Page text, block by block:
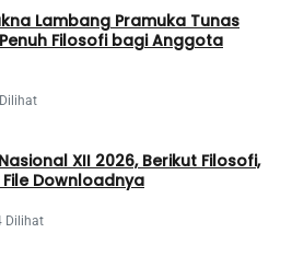
Lambang Pramuka Tunas
Filosofi bagi Anggota
XII 2026, Berikut Filosofi,
Downloadnya
Dilihat